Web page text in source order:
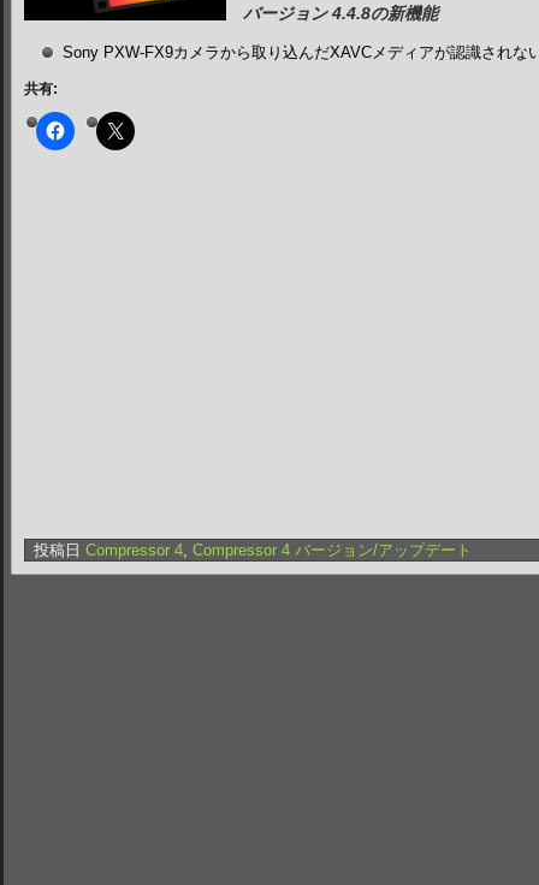
バージョン 4.4.8の新機能
Sony PXW-FX9カメラから取り込んだXAVCメディアが認識されな
共有:
投稿日 Compressor 4, Compressor 4 バージョン/アップデート